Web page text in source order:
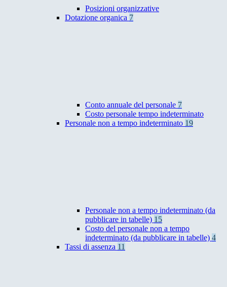
Posizioni organizzative
Dotazione organica 7
Conto annuale del personale 7
Costo personale tempo indeterminato
Personale non a tempo indeterminato 19
Personale non a tempo indeterminato (da
pubblicare in tabelle) 15
Costo del personale non a tempo
indeterminato (da pubblicare in tabelle) 4
Tassi di assenza 11